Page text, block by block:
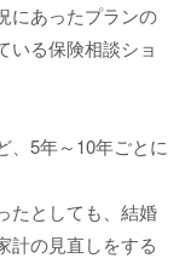
にあったプランの
いる保険相談ショ
、5年～10年ごとに
たとしても、結婚
計の見直しをする